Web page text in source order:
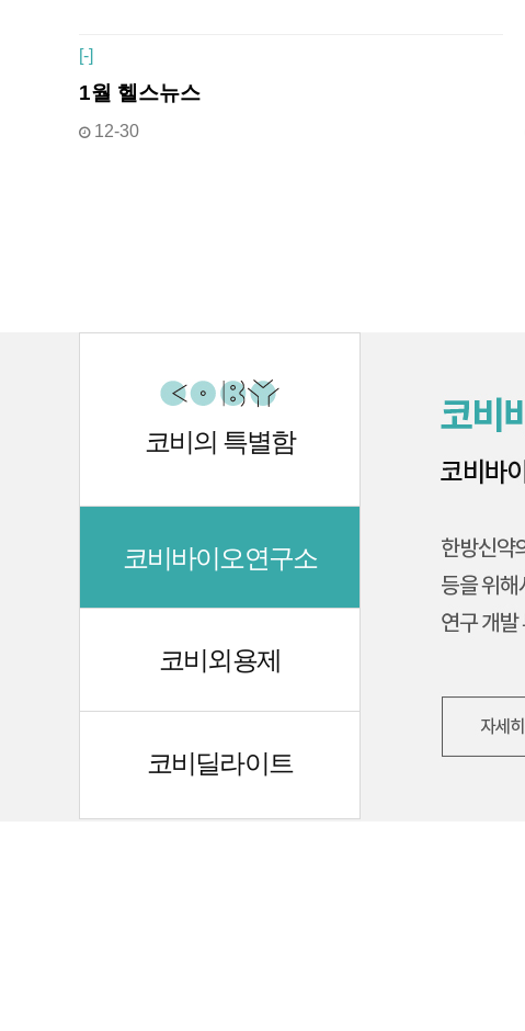
[-]
1월 헬스뉴스
12-30
코비의 특별함
코비바이오연구소
코비외용제
코비딜라이트